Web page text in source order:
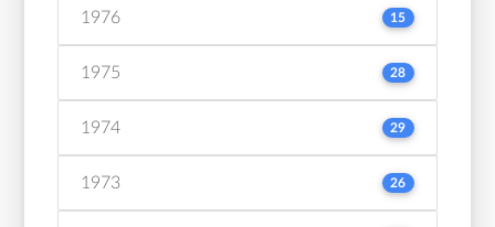
1976 15
1975 28
1974 29
1973 26